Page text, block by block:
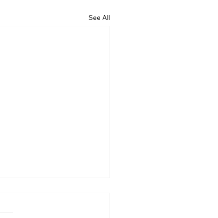
See All
살아가는 동안 수많은 기대